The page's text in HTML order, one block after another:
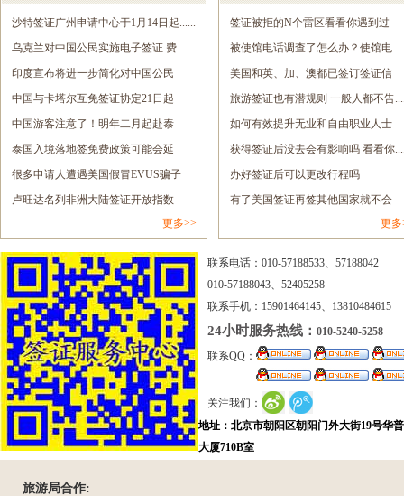
沙特签证广州申请中心于1月14日起......
乌克兰对中国公民实施电子签证 费......
印度宣布将进一步简化对中国公民
签......
中国与卡塔尔互免签证协定21日起
正......
中国游客注意了！明年二月起赴泰
旅......
泰国入境落地签免费政策可能会延
长......
很多申请人遭遇美国假冒EVUS骗子
网......
卢旺达名列非洲大陆签证开放指数
更多>>
签证被拒的N个雷区看看你遇到过
几......
被使馆电话调查了怎么办？使馆电
调......
美国和英、加、澳都已签订签证信
息......
旅游签证也有潜规则 一般人都不告
如何有效提升无业和自由职业人士
的......
获得签证后没去会有影响吗 看看你
办好签证后可以更改行程吗
有了美国签证再签其他国家就不会
更多
联系电话：010-57188533、57188042
010-57188043、52405258
联系手机：15901464145、13810484615
24小时服务热线： 010-5240-5258
联系QQ：
关注我们：
地址：北京市朝阳区朝阳门外大街19号华
大厦710B室
旅游局合作: